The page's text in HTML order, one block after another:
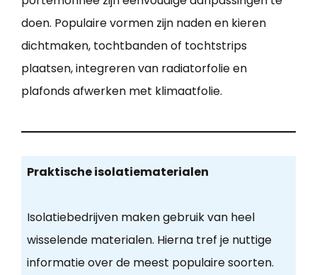
doen. Populaire vormen zijn naden en kieren
dichtmaken, tochtbanden of tochtstrips
plaatsen, integreren van radiatorfolie en
plafonds afwerken met klimaatfolie.
Praktische isolatiematerialen
Isolatiebedrijven maken gebruik van heel
wisselende materialen. Hierna tref je nuttige
informatie over de meest populaire soorten.